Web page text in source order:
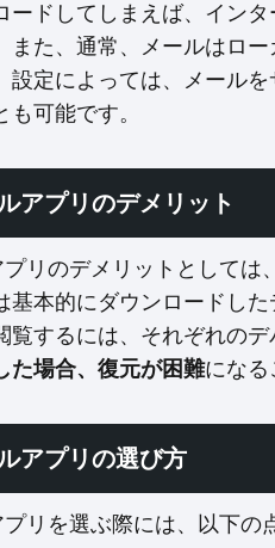
ードしてしまえば、イン
また、通常、メールはロー
設定によっては、メールを
も可能です。
アプリのデメリット
リのデメリットとしては、
基本的にダウンロードし
覧するには、それぞれの
た場合、復元が困難になる
アプリの選び方
リを選ぶ際には、以下の